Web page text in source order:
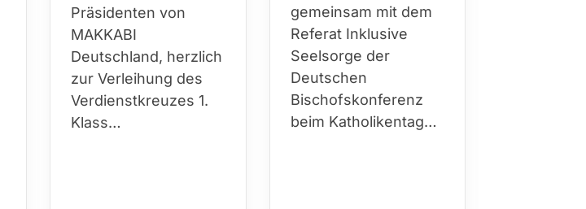
Präsidenten von
MAKKABI
Deutschland, herzlich
zur Verleihung des
Verdienstkreuzes 1.
Klass…
gemeinsam mit dem
Referat Inklusive
Seelsorge der
Deutschen
Bischofskonferenz
beim Katholikentag…